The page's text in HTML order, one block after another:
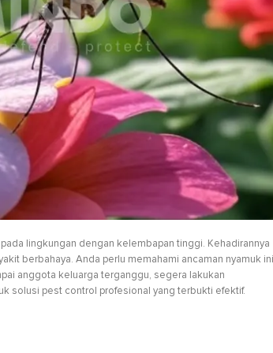
lingkungan dengan kelembapan tinggi. Kehadirannya
berbahaya. Anda perlu memahami ancaman nyamuk ini
anggota keluarga terganggu, segera lakukan
solusi pest control profesional yang terbukti efektif.